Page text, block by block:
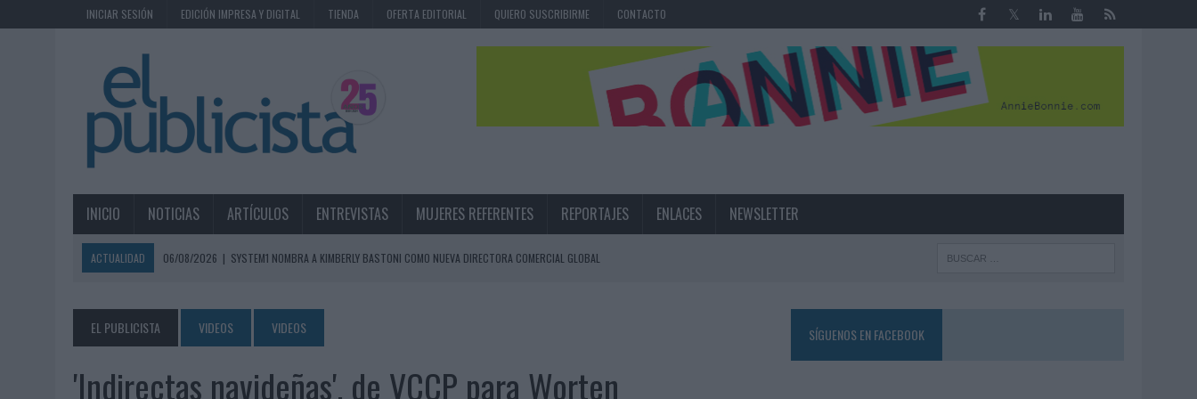
INICIAR SESIÓN EDICIÓN IMPRESA Y DIGITAL TIENDA OFERTA EDITORIAL QUIERO SUSCRIBIRME CONTACTO
INICIO NOTICIAS ARTÍCULOS ENTREVISTAS MUJERES REFERENTES REPORTAJES ENLACES NEWSLETTER
ACTUALIDAD 06/08/2026 | SYSTEM1 NOMBRA A KIMBERLY BASTONI COMO NUEVA DIRECTORA COMERCIAL GLOBAL
05/08/2026 | BEON WORLDWIDE LANZA RAÍZ URBANA PARA TRANSFORMAR EL PATRIMONIO HISTÓRICO EN ACTIVOS CULTURALES Y ECONÓMICOS
05/08/2026
FABRA COMUNICACIÓN INCORPORA A CASONÁ Y ASUME LA GESTIÓN DE SUS RELACIONES CON LOS MEDIOS
EL PUBLICISTA VIDEOS VIDEOS
'Indirectas navideñas', de VCCP para Worten
SÍGUENOS EN FACEBOOK